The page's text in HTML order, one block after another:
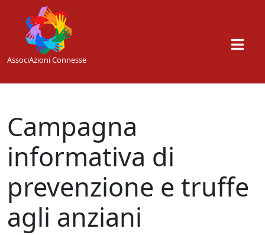
Skip to main content
AssociAzioni Connesse
Campagna
informativa di
prevenzione e truffe
agli anziani